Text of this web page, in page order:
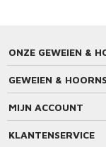
ONZE GEWEIEN &
GEWEIEN & HOORNS
MIJN ACCOUNT
KLANTENSERVICE